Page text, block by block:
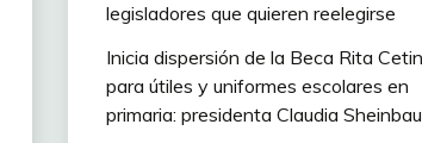
legisladores que quieren reelegirse
Inicia dispersión de la Beca Rita
para útiles y uniformes escolares en
primaria: presidenta Claudia